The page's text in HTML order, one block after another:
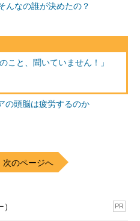
、私は尋ねてみました。
資料の準備状況を尋ねたそうで
が、平然としてこういったとい
るなんて知らなかった」「なぜ
か」
のガイダンスも、間違いなく行
」という返事ももらっている。
起こったの？」
実行したアナウンスやガイダン
抗議の意を込めて、関係者に説
んなの誰が決めたの？
こと、聞いていません！」
の頭脳は疲労するのか
次のページへ
PR